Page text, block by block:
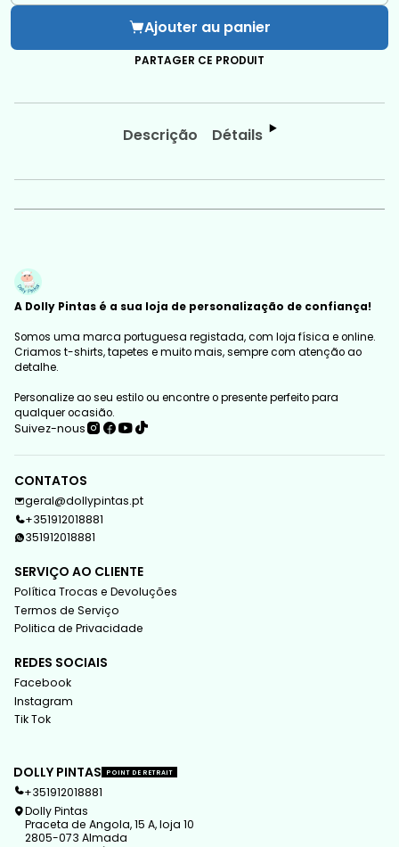
Ajouter au panier
PARTAGER CE PRODUIT
Descrição Détails
A Dolly Pintas é a sua loja de personalização de confiança!
Somos uma marca portuguesa registada, com loja física e online.
Criamos t-shirts, tapetes e muito mais, sempre com atenção ao
detalhe.
Personalize ao seu estilo ou encontre o presente perfeito para
qualquer ocasião.
Suivez-nous
CONTATOS
geral@dollypintas.pt
+351912018881
351912018881
SERVIÇO AO CLIENTE
Política Trocas e Devoluções
Termos de Serviço
Politica de Privacidade
REDES SOCIAIS
Facebook
Instagram
Tik Tok
DOLLY PINTAS POINT DE RETRAIT
+351912018881
Dolly Pintas
Praceta de Angola, 15 A, loja 10
2805-073 Almada